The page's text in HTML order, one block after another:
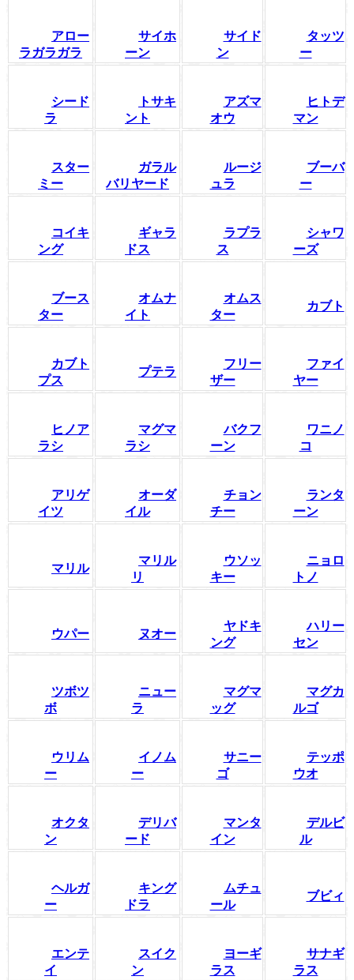
アロー
ラガラガラ
サイホ
ーン
サイド
ン
タッツ
ー
シード
ラ
トサキ
ント
アズマ
オウ
ヒトデ
マン
スター
ミー
ガラル
バリヤード
ルージ
ュラ
ブーバ
ー
コイキ
ング
ギャラ
ドス
ラプラ
ス
シャワ
ーズ
ブース
ター
オムナ
イト
オムス
ター
カブト
カブト
プス
プテラ
フリー
ザー
ファイ
ヤー
ヒノア
ラシ
マグマ
ラシ
バクフ
ーン
ワニノ
コ
アリゲ
イツ
オーダ
イル
チョン
チー
ランタ
ーン
マリル
マリル
リ
ウソッ
キー
ニョロ
トノ
ウパー ヌオー
ヤドキ
ング
ハリー
セン
ツボツ
ボ
ニュー
ラ
マグマ
ッグ
マグカ
ルゴ
ウリム
ー
イノム
ー
サニー
ゴ
テッポ
ウオ
オクタ
ン
デリバ
ード
マンタ
イン
デルビ
ル
ヘルガ
ー
キング
ドラ
ムチュ
ール
ブビィ
エンテ
イ
スイク
ン
ヨーギ
ラス
サナギ
ラス